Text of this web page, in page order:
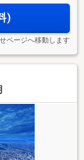
)
ページへ移動します